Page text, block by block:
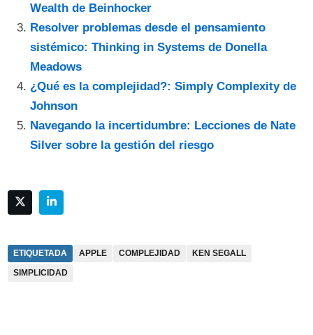
Wealth de Beinhocker
Resolver problemas desde el pensamiento
sistémico: Thinking in Systems de Donella
Meadows
¿Qué es la complejidad?: Simply Complexity de
Johnson
Navegando la incertidumbre: Lecciones de Nate
Silver sobre la gestión del riesgo
ETIQUETADA APPLE COMPLEJIDAD
KEN SEGALL
SIMPLICIDAD